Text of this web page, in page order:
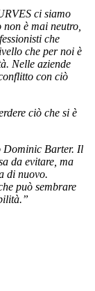
ci siamo
è mai neutro,
che
che per noi è
Nelle aziende
con ciò
ciò che si è
Dominic Barter. Il
da evitare, ma
di nuovo.
può sembrare